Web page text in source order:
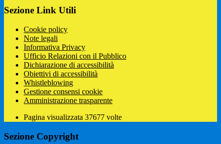
Sezione Link Utili
Cookie policy
Note legali
Informativa Privacy
Ufficio Relazioni con il Pubblico
Dichiarazione di accessibilità
Obiettivi di accessibilità
Whistleblowing
Gestione consensi cookie
Amministrazione trasparente
Pagina visualizzata 37677 volte
Sezione Copyright